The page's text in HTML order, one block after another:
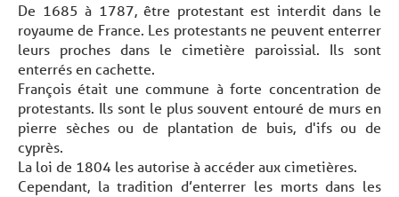
De 1685 à 1787, être protestant est interdit dans le
royaume de France. Les protestants ne peuvent enterrer
leurs proches dans le cimetière paroissial. Ils sont
enterrés en cachette.
François était une commune à forte concentration de
protestants. Ils sont le plus souvent entouré de murs en
pierre sèches ou de plantation de buis, d'ifs ou de
cyprès.
La loi de 1804 les autorise à accéder aux cimetières.
Cependant, la tradition d’enterrer les morts dans les